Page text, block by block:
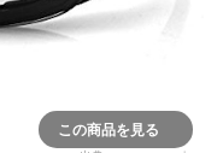
この商品を見る